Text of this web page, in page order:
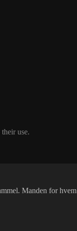
use.
Manden for hvem